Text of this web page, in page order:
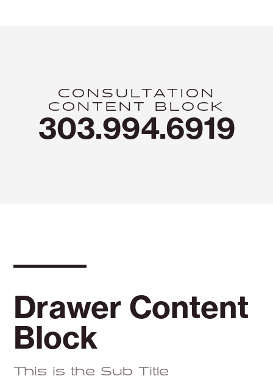
CONSULTATION
CONTENT BLOCK
303.994.6919
Drawer Content
Block
This is the Sub Title